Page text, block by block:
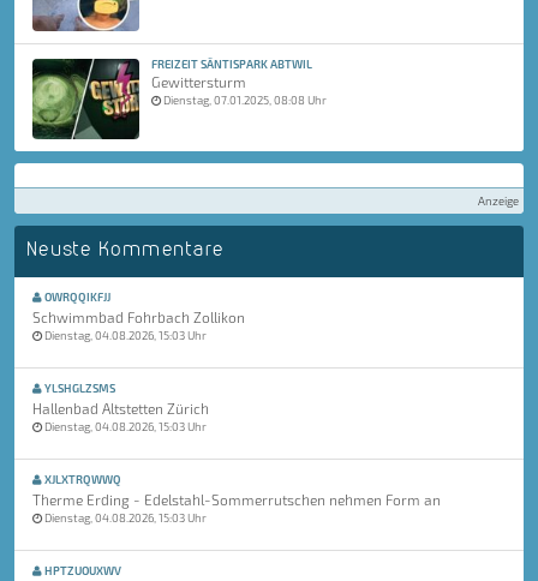
FREIZEIT SÄNTISPARK ABTWIL
Gewittersturm
Dienstag, 07.01.2025, 08:08 Uhr
Anzeige
Neuste Kommentare
OWRQQIKFJJ
Schwimmbad Fohrbach Zollikon
Dienstag, 04.08.2026, 15:03 Uhr
YLSHGLZSMS
Hallenbad Altstetten Zürich
Dienstag, 04.08.2026, 15:03 Uhr
XJLXTRQWWQ
Therme Erding - Edelstahl-Sommerrutschen nehmen Form an
Dienstag, 04.08.2026, 15:03 Uhr
HPTZUOUXWV